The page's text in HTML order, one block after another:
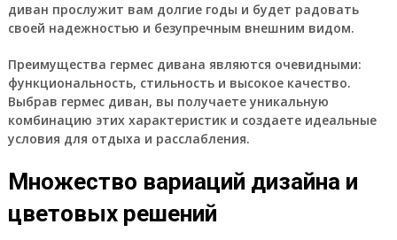
диван прослужит вам долгие годы и будет радовать
своей надежностью и безупречным внешним видом.
Преимущества гермес дивана являются очевидными:
функциональность, стильность и высокое качество.
Выбрав гермес диван, вы получаете уникальную
комбинацию этих характеристик и создаете идеальные
условия для отдыха и расслабления.
Множество вариаций дизайна и
цветовых решений